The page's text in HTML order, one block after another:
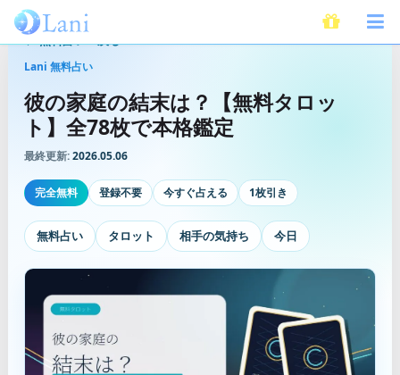
Lani 無料占い
彼の家庭の結末は？【無料タロッ
ト】全78枚で本格鑑定
最終更新:2026.05.06
完全無料 登録不要 今すぐ占える 1枚引き
無料占い タロット 相手の気持ち 今日